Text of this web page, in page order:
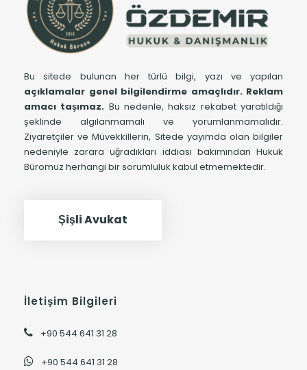
Bu sitede bulunan her türlü bilgi, yazı ve yapılan
açıklamalar genel bilgilendirme amaçlıdır. Reklam
amacı taşımaz. Bu nedenle, haksız rekabet yaratıldığı
şeklinde algılanmamalı ve yorumlanmamalıdır.
Ziyaretçiler ve Müvekkillerin, Sitede yayımda olan bilgiler
nedeniyle zarara uğradıkları iddiası bakımından Hukuk
Büromuz herhangi bir sorumluluk kabul etmemektedir.
Şişli Avukat
İletişim Bilgileri
+90 544 641 31 28
+90 544 641 31 28